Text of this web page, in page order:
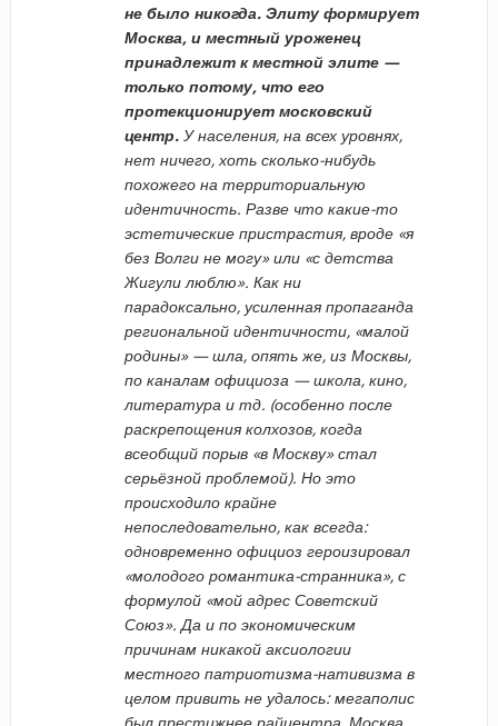
не было никогда. Элиту формирует
Москва, и местный уроженец
принадлежит к местной элите —
только потому, что его
протекционирует московский
центр.У населения, на всех уровнях,
нет ничего, хоть сколько-нибудь
похожего на территориальную
идентичность. Разве что какие-то
эстетические пристрастия, вроде «я
без Волги не могу» или «с детства
Жигули люблю». Как ни
парадоксально, усиленная пропаганда
региональной идентичности, «малой
родины» — шла, опять же, из Москвы,
по каналам официоза — школа, кино,
литература и тд. (особенно после
раскрепощения колхозов, когда
всеобщий порыв «в Москву» стал
серьёзной проблемой). Но это
происходило крайне
непоследовательно, как всегда:
одновременно официоз героизировал
«молодого романтика-странника», с
формулой «мой адрес Советский
Союз». Да и по экономическим
причинам никакой аксиологии
местного патриотизма-нативизма в
целом привить не удалось: мегаполис